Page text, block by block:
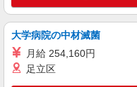
キープ
アルバイト パート
すき家 太田新井店
すき家
大学病院の中材滅菌
月給 254,160円
足立区